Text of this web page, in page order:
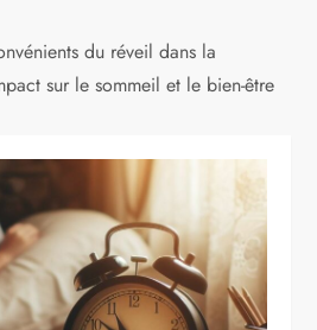
du réveil dans la
sur le sommeil et le bien-être